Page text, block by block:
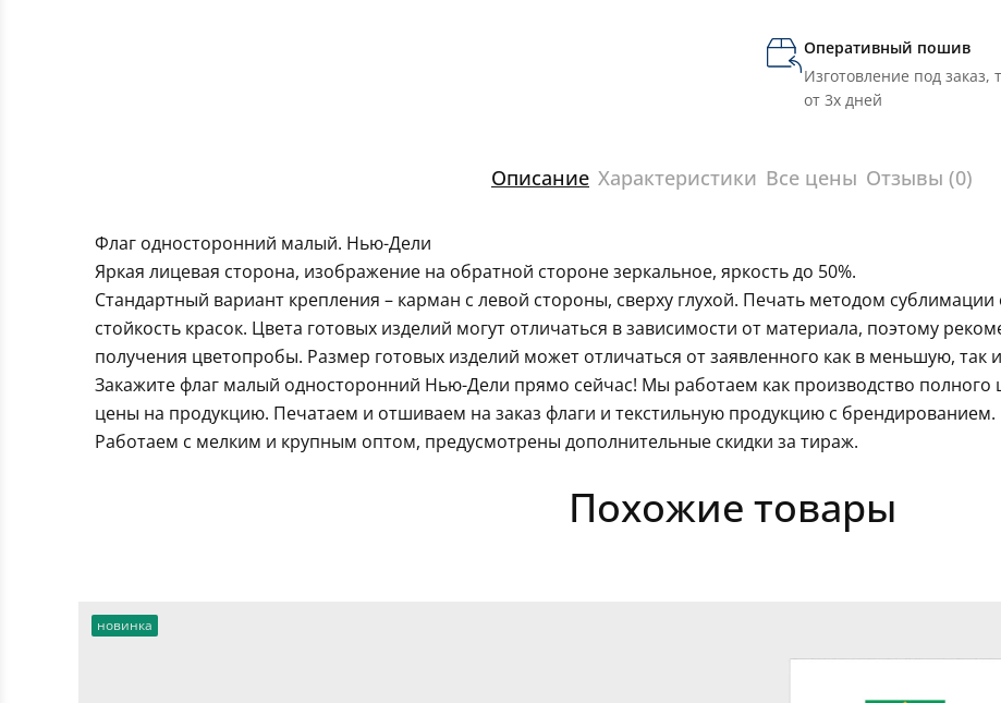
Оперативный пошив
Изготовление под заказ,
от 3х дней
Описание Характеристики Все цены Отзывы (0)
Флаг односторонний малый. Нью-Дели
Яркая лицевая сторона, изображение на обратной стороне зеркальное, яркость до 50%.
Стандартный вариант крепления – карман с левой стороны, сверху глухой. Печать методом
стойкость красок. Цвета готовых изделий могут отличаться в зависимости от материала, поэтому
получения цветопробы. Размер готовых изделий может отличаться от заявленного как в меньшую, так
Закажите флаг малый односторонний Нью-Дели прямо сейчас! Мы работаем как производство полного
цены на продукцию. Печатаем и отшиваем на заказ флаги и текстильную продукцию с брендированием.
Работаем с мелким и крупным оптом, предусмотрены дополнительные скидки за тираж.
Похожие товары
новинка